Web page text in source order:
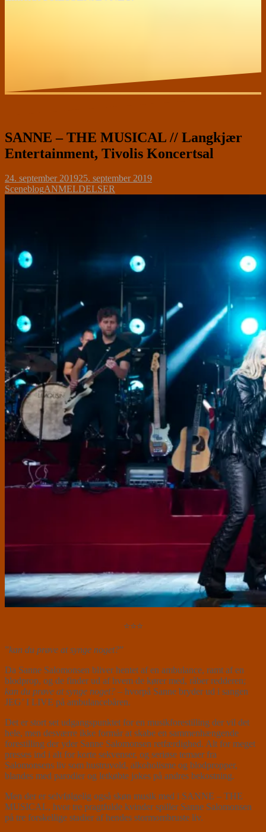
SANNE – THE MUSICAL // Langkjær
Entertainment, Tivolis Koncertsal
24. september 201925. september 2019
SceneblogANMELDELSER
⭐⭐⭐
”kan du prøve at synge noget?”
Da Sanne Salomonsen bliver hentet af en ambulance, ramt af en
blodprop, og de finder ud af hvem de kører med, råber redderen;
kan du prøve at synge noget? – hvorpå Sanne bryder ud i sangen
JEG’ I LIVE på ambulancebåren.
Det er stort set udgangspunktet for en musikforestilling der vil det
hele, men desværre ikke formår at skabe en sammenhængende
forestilling der yder Sanne Salomonsen retfærdighed. Alt for meget
presses ind i alt for korte sekvenser, og seriøse temaer fra
Salomonsens liv som hustruvold, alkoholisme og blodpropper,
blandes med parodier og letkøbte jokes på andres bekostning.
Men der er selvfølgelig også skøn musik med i SANNE – THE
MUSICAL, hvor tre pragtfulde kvinder spiller Sanne Salomonsen
på tre forskellige stadier af hendes stormombruste liv.